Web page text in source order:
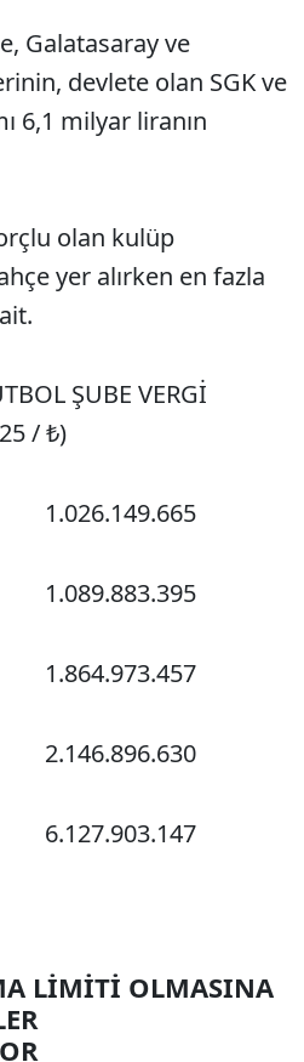
Galatasaray ve
devlete olan SGK ve
6,1 milyar liranın
olan kulüp
yer alırken en fazla
ŞUBE VERGİ
/ ₺)
1.026.149.665
1.089.883.395
1.864.973.457
2.146.896.630
6.127.903.147
LİMİTİ OLMASINA